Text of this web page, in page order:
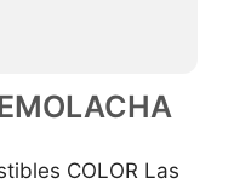
COLOR Las